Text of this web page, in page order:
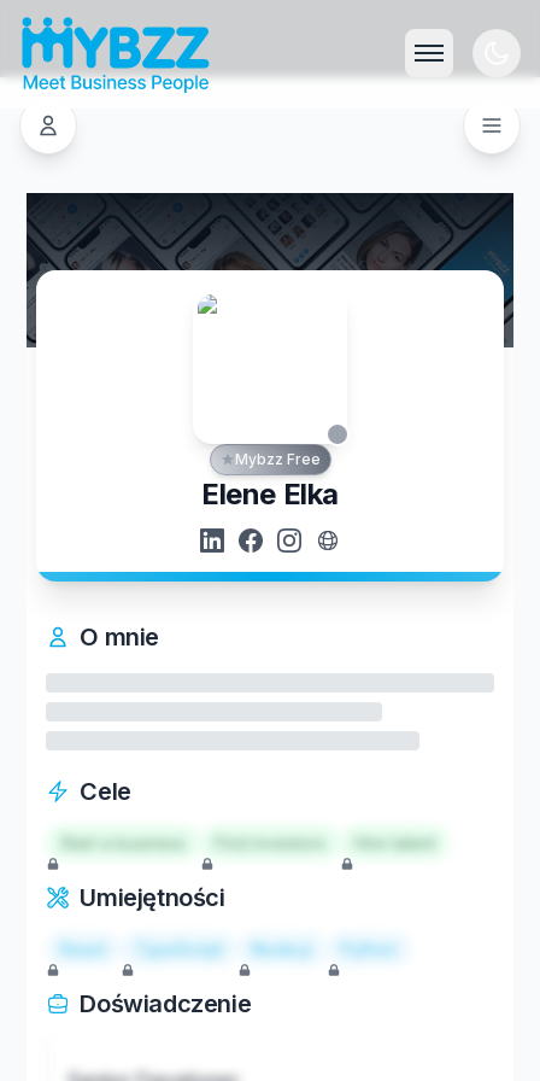
Mybzz Free
Elene Elka
O mnie
Cele
Start a business Hire talent
Umiejętności
React TypeScript Node.js Python
Doświadczenie